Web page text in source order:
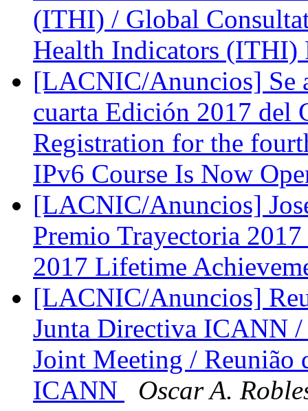
(ITHI) / Global
Health Indicators (ITHI)
[LACNIC/Anuncios] Se
cuarta Edición 2017 del
Registration for the
IPv6 Course Is Now
[LACNIC/Anuncios]
Premio Trayectoria
2017 Lifetime
[LACNIC/Anuncios]
Junta Directiva ICANN
Joint Meeting / Reunião
ICANN
Oscar A.